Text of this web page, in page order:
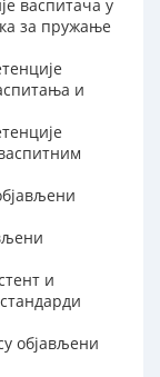
васпитача у
за пружање
и
и
објављени